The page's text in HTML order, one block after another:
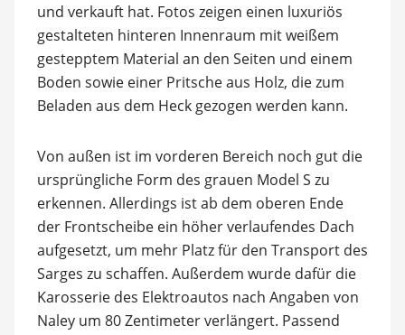
und verkauft hat. Fotos zeigen einen luxuriös
gestalteten hinteren Innenraum mit weißem
gestepptem Material an den Seiten und einem
Boden sowie einer Pritsche aus Holz, die zum
Beladen aus dem Heck gezogen werden kann.
Von außen ist im vorderen Bereich noch gut die
ursprüngliche Form des grauen Model S zu
erkennen. Allerdings ist ab dem oberen Ende
der Frontscheibe ein höher verlaufendes Dach
aufgesetzt, um mehr Platz für den Transport des
Sarges zu schaffen. Außerdem wurde dafür die
Karosserie des Elektroautos nach Angaben von
Naley um 80 Zentimeter verlängert. Passend